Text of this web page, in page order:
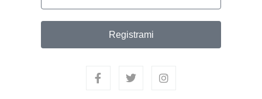
Registrami